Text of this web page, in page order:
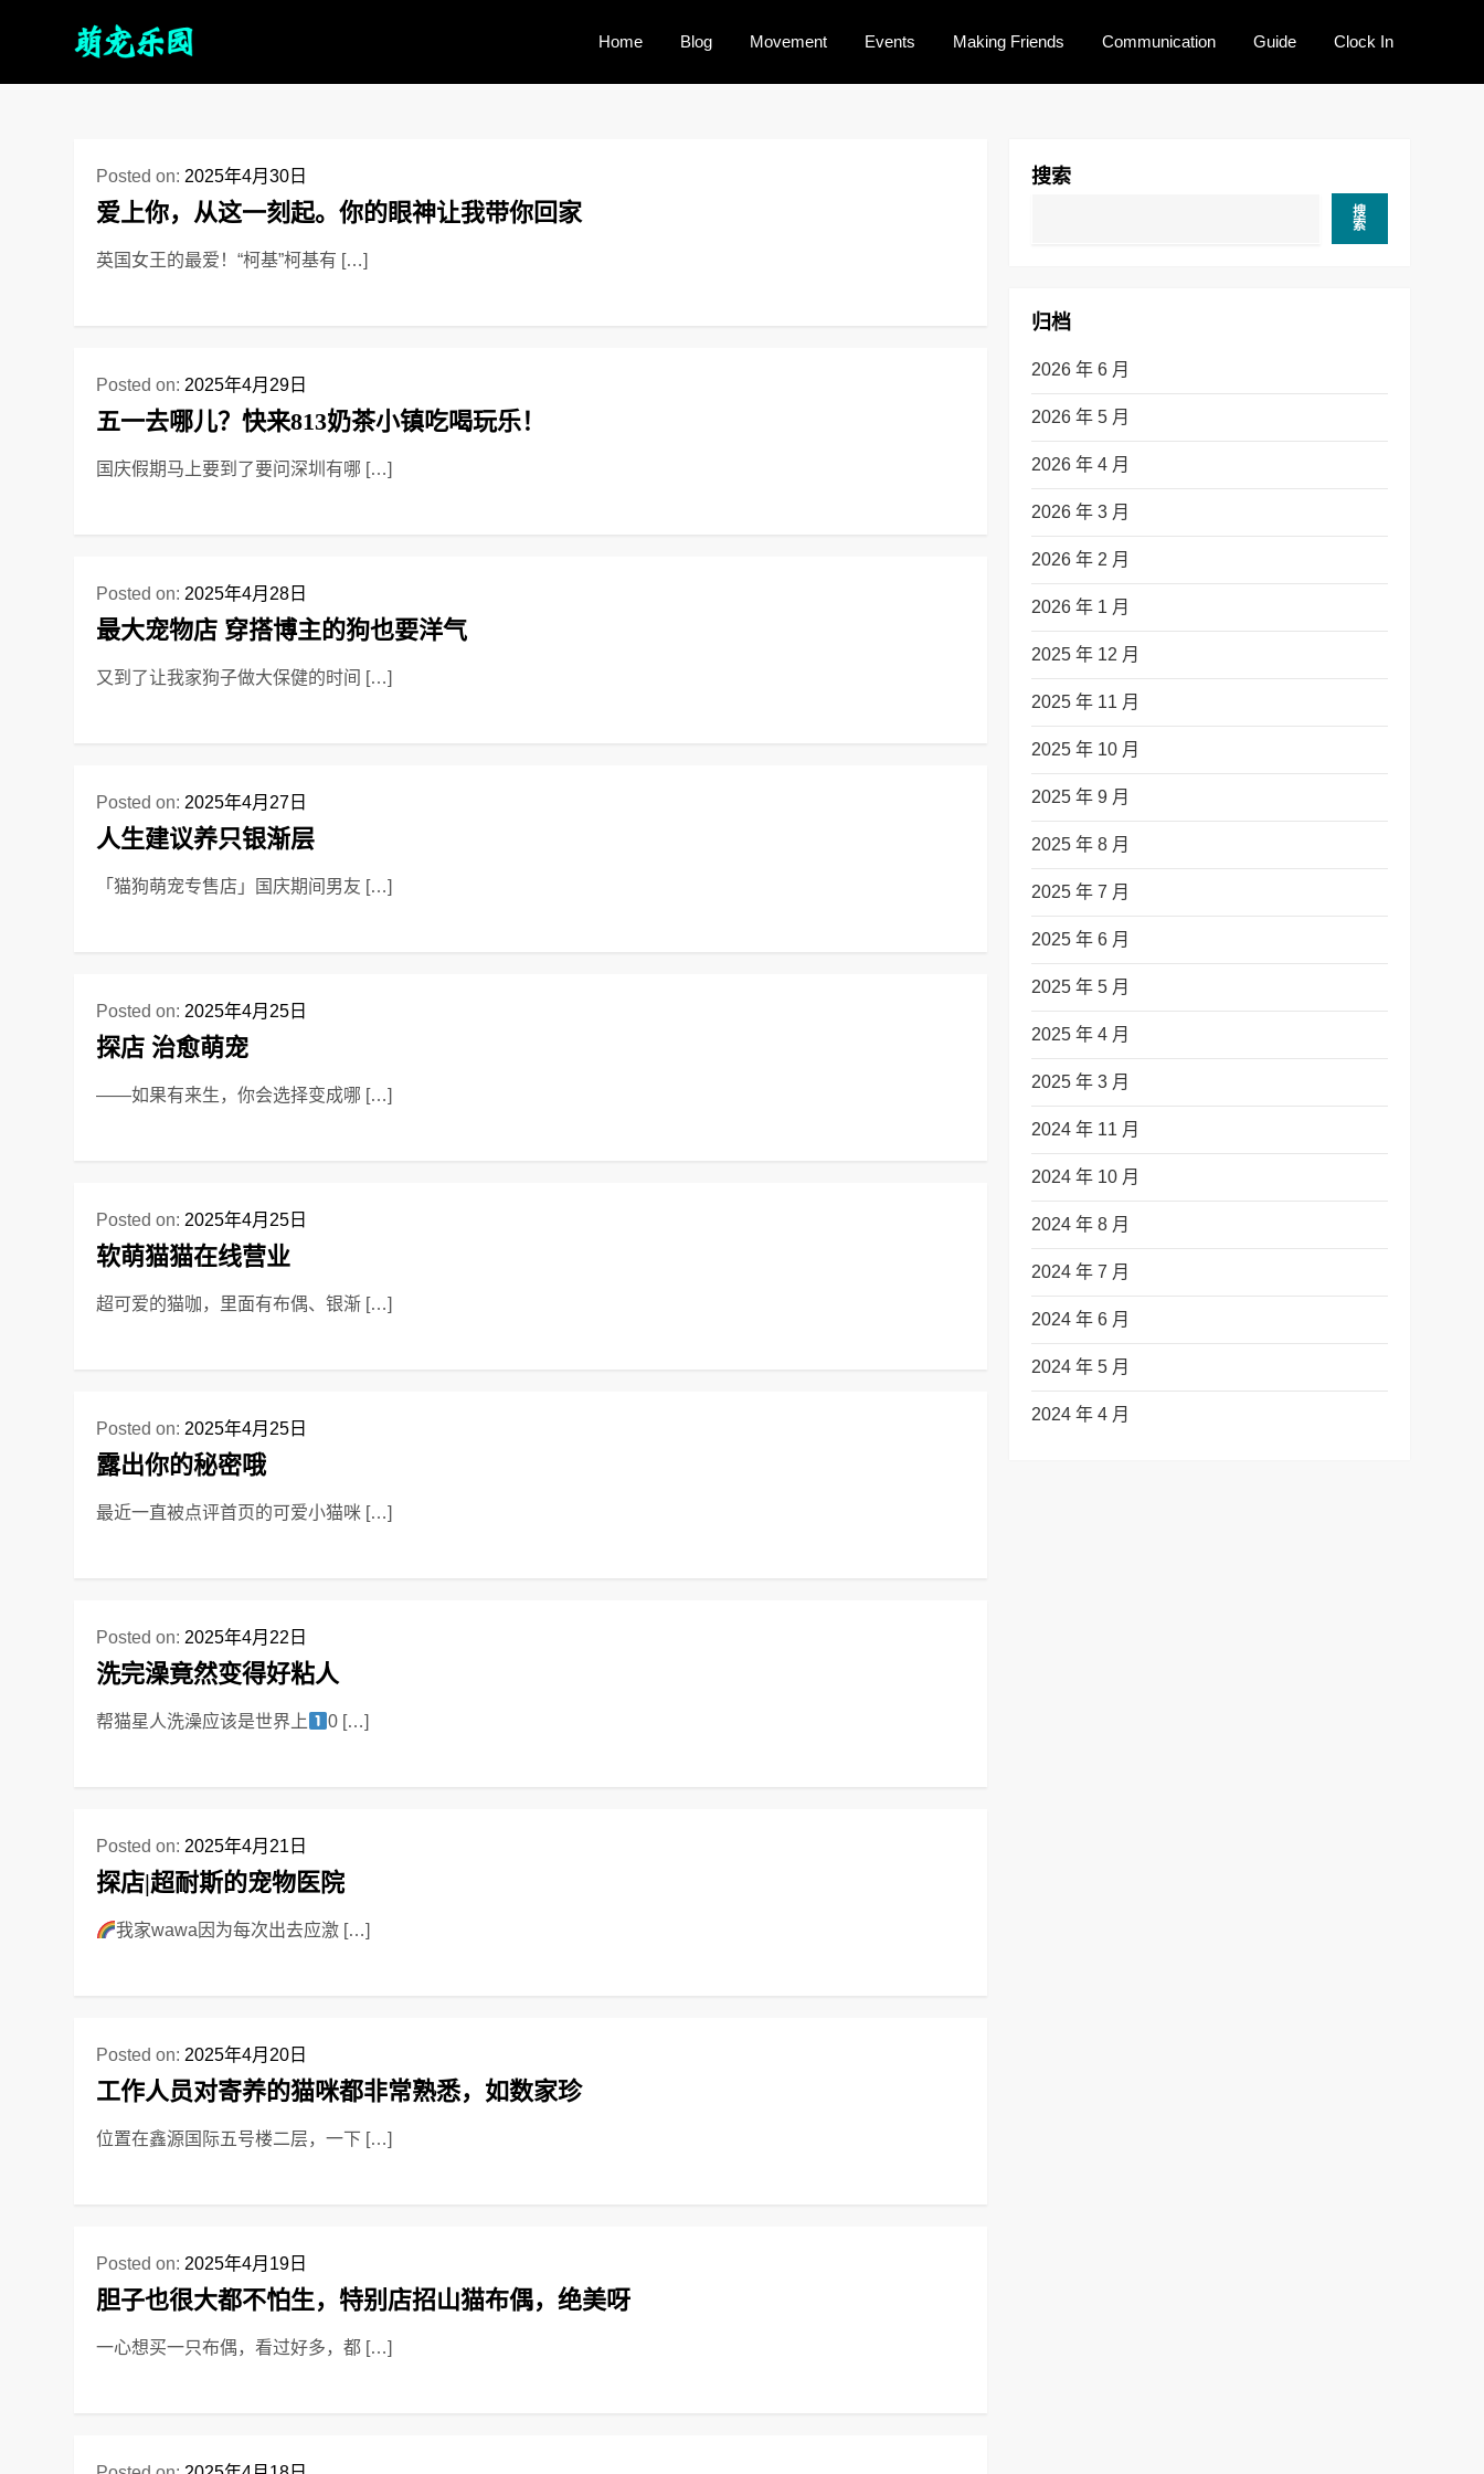
Home Blog Movement Events Making Friends Communication Guide Clock In
Posted on: 2025年4月30日
爱上你，从这一刻起。你的眼神让我带你回家
英国女王的最爱！“柯基”柯基有 […]
Posted on: 2025年4月29日
五一去哪儿？快来813奶茶小镇吃喝玩乐！
国庆假期马上要到了要问深圳有哪 […]
Posted on: 2025年4月28日
最大宠物店 穿搭博主的狗也要洋气
又到了让我家狗子做大保健的时间 […]
Posted on: 2025年4月27日
人生建议养只银渐层
「猫狗萌宠专售店」国庆期间男友 […]
Posted on: 2025年4月25日
探店 治愈萌宠
——如果有来生，你会选择变成哪 […]
Posted on: 2025年4月25日
软萌猫猫在线营业
超可爱的猫咖，里面有布偶、银渐 […]
Posted on: 2025年4月25日
露出你的秘密哦
最近一直被点评首页的可爱小猫咪 […]
Posted on: 2025年4月22日
洗完澡竟然变得好粘人
帮猫星人洗澡应该是世界上 0 […]
Posted on: 2025年4月21日
探店|超耐斯的宠物医院
我家wawa因为每次出去应激 […]
Posted on: 2025年4月20日
工作人员对寄养的猫咪都非常熟悉，如数家珍
位置在鑫源国际五号楼二层，一下 […]
Posted on: 2025年4月19日
胆子也很大都不怕生，特别店招山猫布偶，绝美呀
一心想买一只布偶，看过好多，都 […]
搜索
搜
索
归档
2026 年 6 月
2026 年 5 月
2026 年 4 月
2026 年 3 月
2026 年 2 月
2026 年 1 月
2025 年 12 月
2025 年 11 月
2025 年 10 月
2025 年 9 月
2025 年 8 月
2025 年 7 月
2025 年 6 月
2025 年 5 月
2025 年 4 月
2025 年 3 月
2024 年 11 月
2024 年 10 月
2024 年 8 月
2024 年 7 月
2024 年 6 月
2024 年 5 月
2024 年 4 月